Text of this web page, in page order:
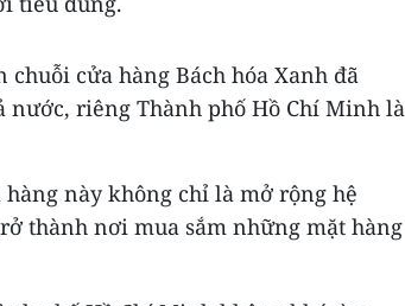
cửa hàng Bách hóa Xanh đã
nước, riêng Thành phố Hồ Chí Minh là
này không chỉ là mở rộng hệ
thành nơi mua sắm những mặt hàng